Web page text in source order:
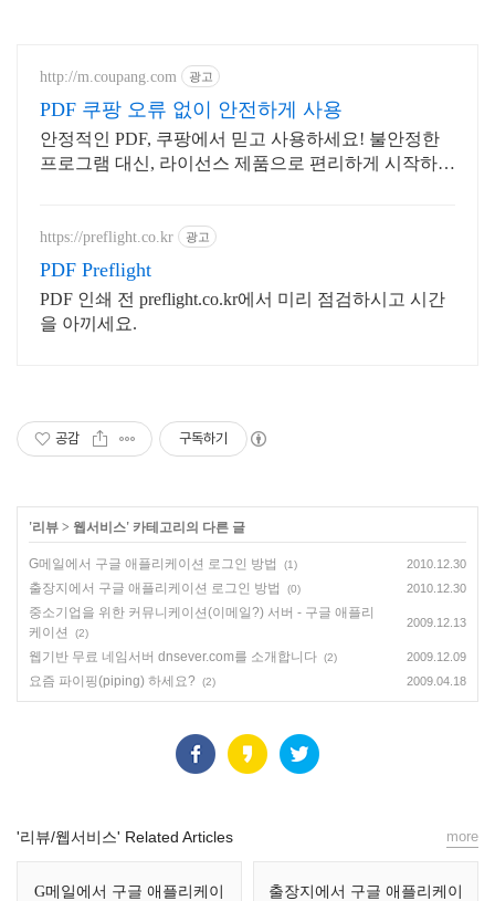
http://m.coupang.com 광고
PDF 쿠팡 오류 없이 안전하게 사용
안정적인 PDF, 쿠팡에서 믿고 사용하세요! 불안정한
프로그램 대신, 라이선스 제품으로 편리하게 시작하세
https://preflight.co.kr 광고
PDF Preflight
PDF 인쇄 전 preflight.co.kr에서 미리 점검하시고 시간
을 아끼세요.
공감 구독하기
'리뷰 > 웹서비스' 카테고리의 다른 글
G메일에서 구글 애플리케이션 로그인 방법 (1) 2010.12.30
출장지에서 구글 애플리케이션 로그인 방법 (0) 2010.12.30
중소기업을 위한 커뮤니케이션(이메일?) 서버 - 구글 애플리
케이션
(2)
2009.12.13
웹기반 무료 네임서버 dnsever.com를 소개합니다 (2) 2009.12.09
요즘 파이핑(piping) 하세요? (2) 2009.04.18
'리뷰/웹서비스' Related Articles
G메일에서 구글 애플리케이
출장지에서 구글 애플리케이
more